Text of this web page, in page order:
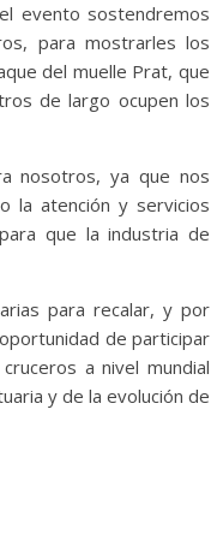
evento sostendremos
para mostrarles los
del muelle Prat, que
de largo ocupen los
nosotros, ya que nos
la atención y servicios
que la industria de
para recalar, y por
de participar
a nivel mundial
y de la evolución de